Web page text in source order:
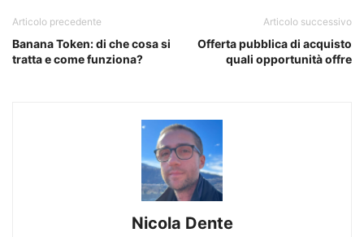
Articolo precedente
Banana Token: di che cosa si
tratta e come funziona?
Articolo successivo
Offerta pubblica di acquisto
quali opportunità offre
Nicola Dente